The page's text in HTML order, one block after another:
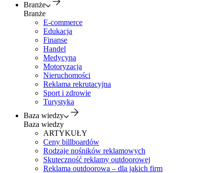
Branże
Branże
E-commerce
Edukacja
Finanse
Handel
Medycyna
Motoryzacja
Nieruchomości
Reklama rekrutacyjna
Sport i zdrowie
Turystyka
Baza wiedzy
Baza wiedzy
ARTYKUŁY
Ceny billboardów
Rodzaje nośników reklamowych
Skuteczność reklamy outdoorowej
Reklama outdoorowa – dla jakich firm